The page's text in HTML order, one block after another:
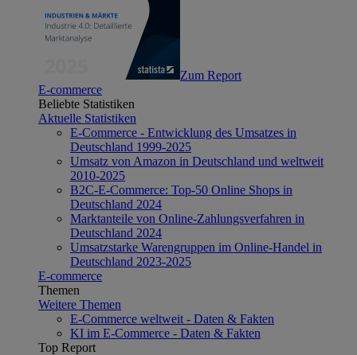
Zum Report
E-commerce
Beliebte Statistiken
Aktuelle Statistiken
E-Commerce - Entwicklung des Umsatzes in
Deutschland 1999-2025
Umsatz von Amazon in Deutschland und weltweit
2010-2025
B2C-E-Commerce: Top-50 Online Shops in
Deutschland 2024
Marktanteile von Online-Zahlungsverfahren in
Deutschland 2024
Umsatzstarke Warengruppen im Online-Handel in
Deutschland 2023-2025
E-commerce
Themen
Weitere Themen
E-Commerce weltweit - Daten & Fakten
KI im E-Commerce - Daten & Fakten
Top Report